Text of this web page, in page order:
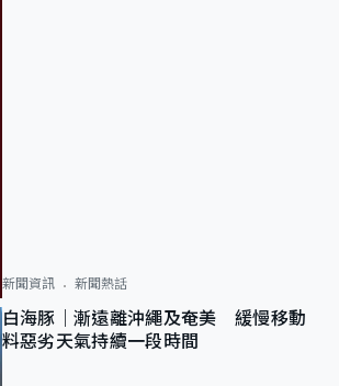
新聞資訊 新聞熱話
白海豚｜漸遠離沖繩及奄美 緩慢移動
料惡劣天氣持續一段時間